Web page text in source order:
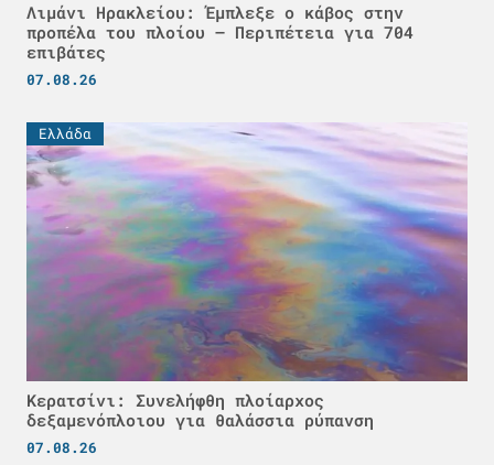
Λιμάνι Ηρακλείου: Έμπλεξε ο κάβος στην
προπέλα του πλοίου – Περιπέτεια για 704
επιβάτες
07.08.26
Ελλάδα
Κερατσίνι: Συνελήφθη πλοίαρχος
δεξαμενόπλοιου για θαλάσσια ρύπανση
07.08.26